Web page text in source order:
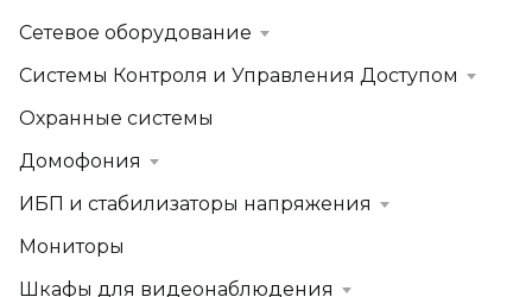
Сетевое оборудование
Системы Контроля и Управления Доступом
Охранные системы
Домофония
ИБП и стабилизаторы напряжения
Мониторы
Шкафы для видеонаблюдения